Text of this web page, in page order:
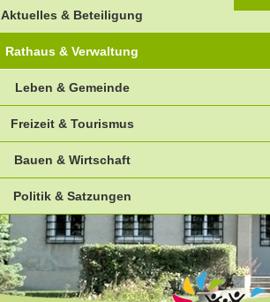
Aktuelles & Beteiligung
Rathaus & Verwaltung
Leben & Gemeinde
Freizeit & Tourismus
Bauen & Wirtschaft
Politik & Satzungen